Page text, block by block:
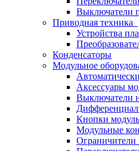
Выключатели
Приводная техника
Устройства
Конденсаторы
Модульное
Аксессуары
Выключатели
Кнопки
Модульные
Ограничители